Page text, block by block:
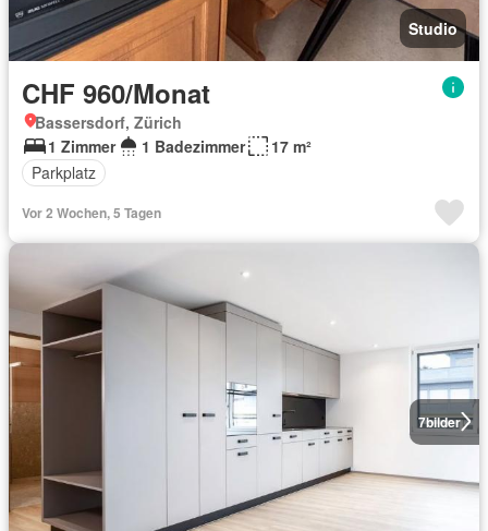
Studio
CHF 960/Monat
Bassersdorf, Zürich
1 Zimmer
1 Badezimmer
17 m²
Parkplatz
Vor 2 Wochen, 5 Tagen
7bilder